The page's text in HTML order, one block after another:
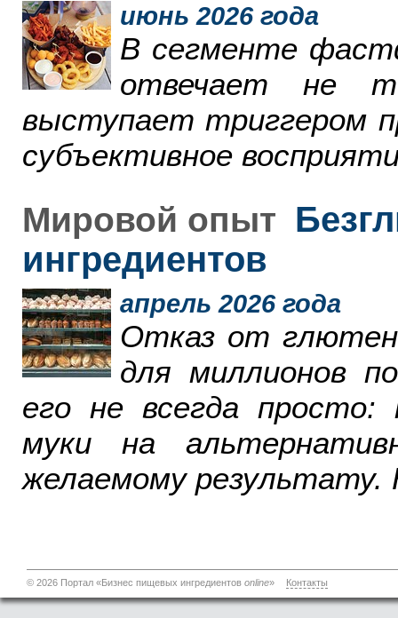
июнь 2026 года
В сегменте
отвечает не
выступает триггером
субъективное
Мировой опыт
ингредиентов
апрель 2026 года
Отказ от
для миллионов
его не всегда просто:
муки на
желаемому результату.
© 2026 Портал «Бизнес пищевых ингредиентов online» Контакты